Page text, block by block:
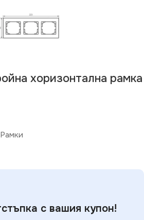
хоризонтална рамка
Рамки
с вашия купон!